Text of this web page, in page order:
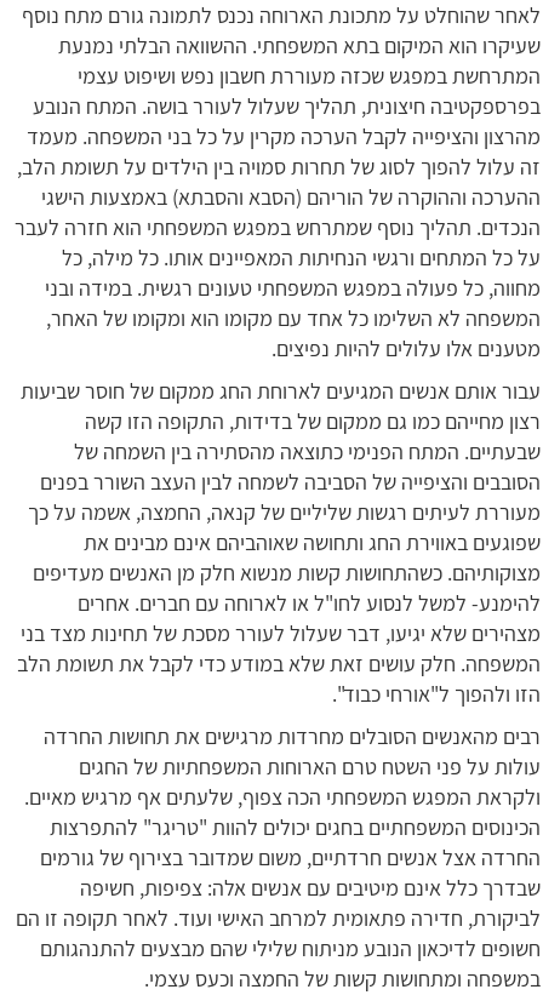
לאחר שהוחלט על מתכונת הארוחה נכנס לתמונה גורם מתח נוסף
שעיקרו הוא המיקום בתא המשפחתי. ההשוואה הבלתי נמנעת
המתרחשת במפגש שכזה מעוררת חשבון נפש ושיפוט עצמי
בפרספקטיבה חיצונית, תהליך שעלול לעורר בושה. המתח הנובע
מהרצון והציפייה לקבל הערכה מקרין על כל בני המשפחה. מעמד
זה עלול להפוך לסוג של תחרות סמויה בין הילדים על תשומת הלב,
ההערכה וההוקרה של הוריהם (הסבא והסבתא) באמצעות הישגי
הנכדים. תהליך נוסף שמתרחש במפגש המשפחתי הוא חזרה לעבר
על כל המתחים ורגשי הנחיתות המאפיינים אותו. כל מילה, כל
מחווה, כל פעולה במפגש המשפחתי טעונים רגשית. במידה ובני
המשפחה לא השלימו כל אחד עם מקומו הוא ומקומו של האחר,
מטענים אלו עלולים להיות נפיצים.
עבור אותם אנשים המגיעים לארוחת החג ממקום של חוסר שביעות
רצון מחייהם כמו גם ממקום של בדידות, התקופה הזו קשה
שבעתיים. המתח הפנימי כתוצאה מהסתירה בין השמחה של
הסובבים והציפייה של הסביבה לשמחה לבין העצב השורר בפנים
מעוררת לעיתים רגשות שליליים של קנאה, החמצה, אשמה על כך
שפוגעים באווירת החג ותחושה שאוהביהם אינם מבינים את
מצוקותיהם. כשהתחושות קשות מנשוא חלק מן האנשים מעדיפים
להימנע- למשל לנסוע לחו"ל או לארוחה עם חברים. אחרים
מצהירים שלא יגיעו, דבר שעלול לעורר מסכת של תחינות מצד בני
המשפחה. חלק עושים זאת שלא במודע כדי לקבל את תשומת הלב
הזו ולהפוך ל"אורחי כבוד".
רבים מהאנשים הסובלים מחרדות מרגישים את תחושות החרדה
עולות על פני השטח טרם הארוחות המשפחתיות של החגים
ולקראת המפגש המשפחתי הכה צפוף, שלעתים אף מרגיש מאיים.
הכינוסים המשפחתיים בחגים יכולים להוות "טריגר" להתפרצות
החרדה אצל אנשים חרדתיים, משום שמדובר בצירוף של גורמים
שבדרך כלל אינם מיטיבים עם אנשים אלה: צפיפות, חשיפה
לביקורת, חדירה פתאומית למרחב האישי ועוד. לאחר תקופה זו הם
חשופים לדיכאון הנובע מניתוח שלילי שהם מבצעים להתנהגותם
במשפחה ומתחושות קשות של החמצה וכעס עצמי.